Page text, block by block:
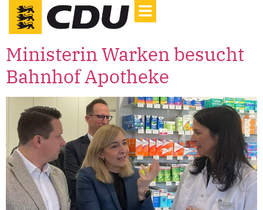
Ministerin Warken besucht
Bahnhof Apotheke